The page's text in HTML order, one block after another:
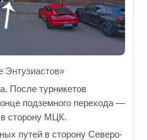
После турникетов
подземного перехода —
сторону МЦК.
путей в сторону Северо-